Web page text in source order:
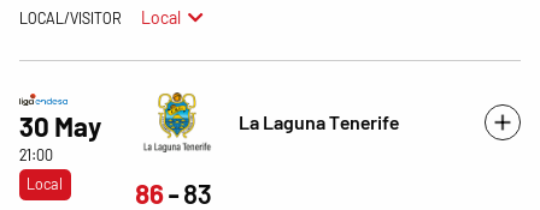
LOCAL/VISITOR Local
30 May
21:00
Local
La Laguna Tenerife
86 83